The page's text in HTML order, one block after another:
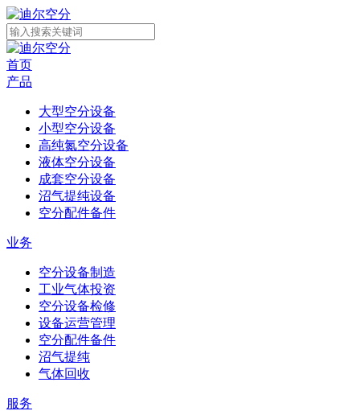
首页
产品
大型空分设备
小型空分设备
高纯氮空分设备
液体空分设备
成套空分设备
沼气提纯设备
空分配件备件
业务
空分设备制造
工业气体投资
空分设备检修
设备运营管理
空分配件备件
沼气提纯
气体回收
服务